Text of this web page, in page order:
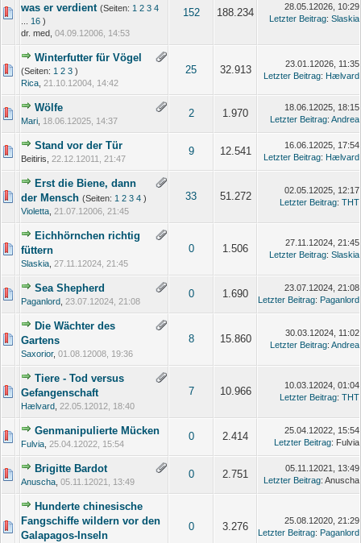
was er verdient (Seiten: 1 2 3 4
16 )
dr. med, 04.09.12006, 14:53
152 188.234
28.05.12026, 10:29
Letzter Beitrag: Slaskia
Winterfutter für Vögel
(Seiten: 1 2 3 )
Rica 21.10.12004, 14:42
25 32.913
23.01.12026, 11:35
Letzter Beitrag: Hælvard
Wölfe
Mari 18.06.12025, 14:37
2 1.970
18.06.12025, 18:15
Letzter Beitrag: Andrea
Stand vor der Tür
Beitiris, 22.12.12011, 21:47
9 12.541
16.06.12025, 17:54
Letzter Beitrag: Hælvard
Erst die Biene, dann
der Mensch (Seiten: 1 2 3 4 )
Violetta 21.07.12006, 21:45
33 51.272
02.05.12025, 12:17
Letzter Beitrag: THT
Eichhörnchen richtig
füttern
Slaskia 27.11.12024, 21:45
0 1.506
27.11.12024, 21:45
Letzter Beitrag: Slaskia
Sea Shepherd
Paganlord 23.07.12024, 21:08
0 1.690
23.07.12024, 21:08
Letzter Beitrag: Paganlord
Die Wächter des
Gartens
Saxorior, 01.08.12008, 19:36
8 15.860
30.03.12024, 11:02
Letzter Beitrag: Andrea
Tiere - Tod versus
Gefangenschaft
Hælvard 22.05.12012, 18:40
7 10.966
10.03.12024, 01:04
Letzter Beitrag: THT
Genmanipulierte Mücken
Fulvia 25.04.12022, 15:54
0 2.414
25.04.12022, 15:54
Letzter Beitrag: Fulvia
Brigitte Bardot
Anuscha 05.11.12021, 13:49
0 2.751
05.11.12021, 13:49
Letzter Beitrag: Anuscha
Hunderte chinesische
Fangschiffe wildern vor den
Galapagos-Inseln
0 3.276
25.08.12020, 21:29
Letzter Beitrag: Paganlord